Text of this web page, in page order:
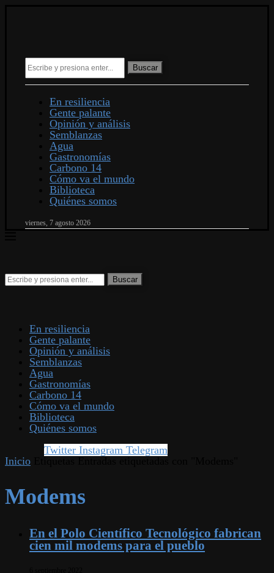
Buscar
En resiliencia
Gente palante
Opinión y análisis
Semblanzas
Agua
Gastronomías
Carbono 14
Cómo va el mundo
Biblioteca
Quiénes somos
viernes, 7 agosto 2026
En resiliencia
Gente palante
Opinión y análisis
Semblanzas
Agua
Gastronomías
Carbono 14
Cómo va el mundo
Biblioteca
Quiénes somos
Twitter Instagram Telegram
Inicio
Modems
En el Polo Científico Tecnológico fabrican
cien mil modems para el pueblo